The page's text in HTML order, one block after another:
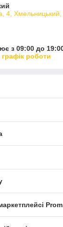
4, Хмельницький,
з 09:00 до
роботи